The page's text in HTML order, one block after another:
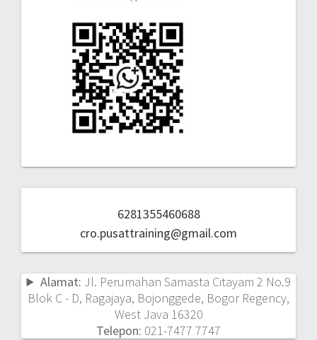
6281355460688
cro.pusattraining@gmail.com
Alamat: Jl. Perumahan Samasta Citayam 2 No.9
Blok C - D, Ragajaya, Bojonggede, Bogor Regency,
West Java 16320
Telepon: 021-7477 7747